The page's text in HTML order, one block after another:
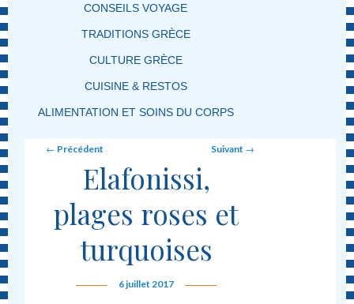
CONSEILS VOYAGE
TRADITIONS GRÈCE
CULTURE GRÈCE
CUISINE & RESTOS
ALIMENTATION ET SOINS DU CORPS
Post navigation
← Précédent Suivant →
Elafonissi,
plages roses et
turquoises
6 juillet 2017